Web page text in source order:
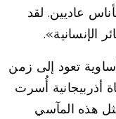
عاديين. لقد
الإنسانية».
تعود إلى زمن
أذربيجانية أُسرت
هذه المآسي